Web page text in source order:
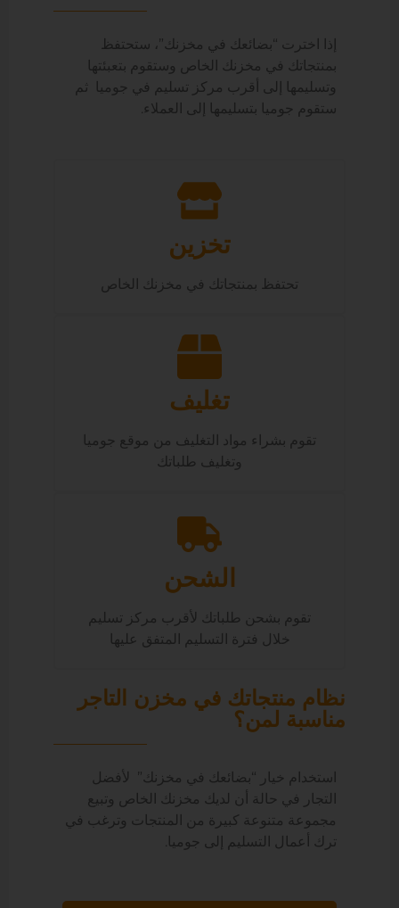
إذا اخترت “بضائعك في مخزنك”، ستحتفظ
بمنتجاتك في مخزنك الخاص وستقوم بتعبئتها
وتسليمها إلى أقرب مركز تسليم في جوميا ثم
ستقوم جوميا بتسليمها إلى العملاء.
تخزين
تحتفظ بمنتجاتك في مخزنك الخاص
تغليف
تقوم بشراء مواد التغليف من موقع جوميا
وتغليف طلباتك
الشحن
تقوم بشحن طلباتك لأقرب مركز تسليم
خلال فترة التسليم المتفق عليها
نظام منتجاتك في مخزن التاجر
مناسبة لمن؟
استخدام خيار “بضائعك في مخزنك” لأفضل
التجار في حالة أن لديك مخزنك الخاص وتبيع
مجموعة متنوعة كبيرة من المنتجات وترغب في
ترك أعمال التسليم إلى جوميا.